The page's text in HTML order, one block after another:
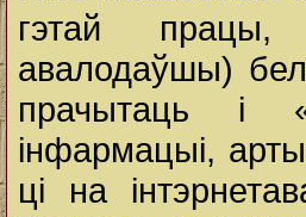
гэтай працы,
авалодаўшы)
прачытаць і
інфармацыі,
ці на